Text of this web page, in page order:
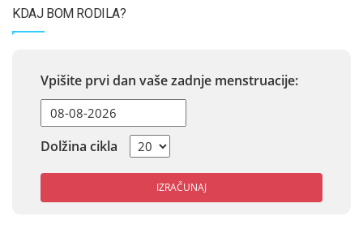
KDAJ BOM RODILA?
Vpišite prvi dan vaše zadnje menstruacije:
Dolžina cikla
IZRAČUNAJ